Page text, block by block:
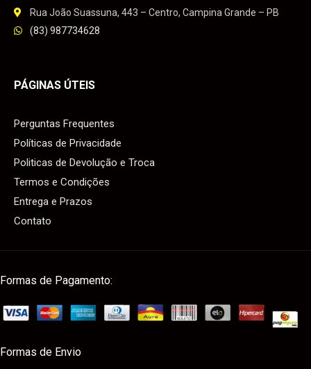
Rua João Suassuna, 443 – Centro, Campina Grande – PB
(83) 987734628
PÁGINAS ÚTEIS
Perguntas Frequentes
Políticas de Privacidade
Politicas de Devolução e Troca
Termos e Condições
Entrega e Prazos
Contato
Formas de Pagamento:
Formas de Envio